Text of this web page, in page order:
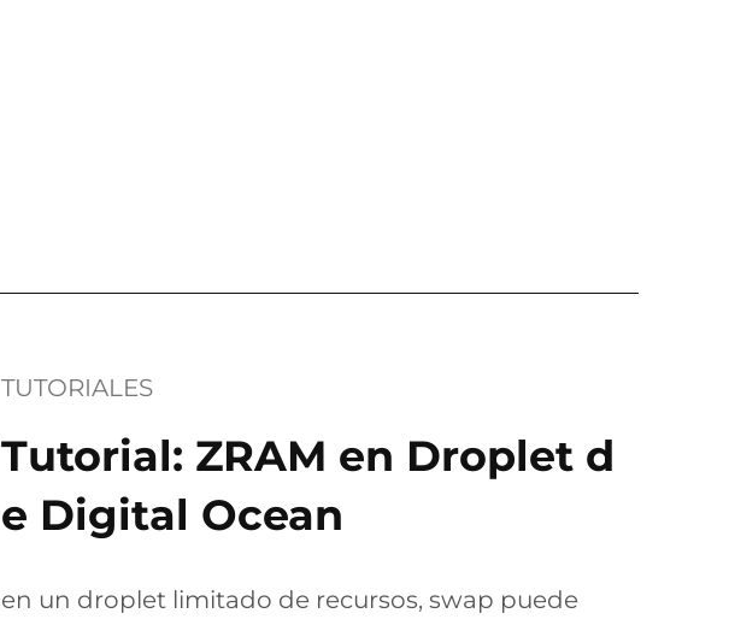
TUTORIALES
Tutorial: ZRAM en Droplet d
e Digital Ocean
en un droplet limitado de recursos, swap puede